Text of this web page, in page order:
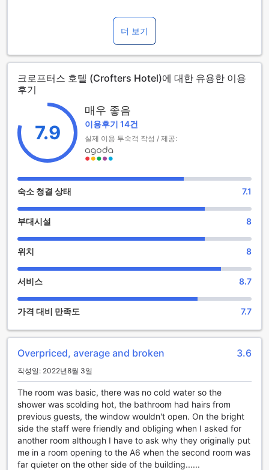
하고 편안한 숙소입니다. 이 호텔은 총 25개의 객실로 구성되어
있으며, 각 객실은 현대적인 시설과 따뜻한 분위기를 갖추고 있
어 여행객들에게 편안한 휴식을 제공합니다. 체크인은 오후 3
시부터 가능하며, 체크아웃은 오전 11시까지 이루어집니다. 따
라서 여행 일정에 맞춰 여유롭게 시간을 조절할 수 있습니다.
크로프터스 호텔은 가족 단위의 여행객을 위한 정책이 있으며,
어린이는 무료로 숙박할 수 없습니다. 추가 요금이 발생할 수 있
으니, 예약 시 참고하시기 바랍니다. 포튼의 아름다운 경관과 함
께 편안한 숙박을 원하신다면, 크로프터스 호텔에서 특별한 경
험을 만끽해 보세요!
크로프터스 호텔의 즐거운 엔터테인먼트 시설
한 엔터테인먼트 시설을 제공합니다. 호텔 내 바에서는 다양한
음료와 칵테일을 즐기며 친구들과의 소중한 시간을 보낼 수 있
습니다. 아늑한 분위기에서 기분 좋은 음악과 함께 하루의 피로
를 잊고 여유로운 순간을 만끽하세요.
꾸며져 있어, 친구들과 함께 스포츠 경기를 시청하거나 영화 마
라톤을 즐기기에 최적의 장소입니다. 다양한 엔터테인먼트 옵
션이 마련되어 있어, 크로프터스 호텔에서의 시간은 언제나 즐
거움으로 가득할 것입니다.
크로프터스 호텔의 스포츠 시설: 낚시와 보트 체험
크로프터스 호텔은 포튼의 아름다운 자연 환경 속에서 다양한
장소로, 인근의 맑고 푸른 호수에서 잉어와 송어를 낚는 즐거움
을 만끽할 수 있습니다. 호텔에서는 낚시 장비 대여 서비스도 제
서의 낚시는 단순한 취미를 넘어, 평화롭고 잊지 못할 경험으로
여러분을 초대합니다.
또한, 크로프터스 호텔은 보트 체험을 통해 물 위에서의 특별한
순간을 선사합니다. 호텔에서 제공하는 보트 대여 서비스를 이
용하면, 호수 위에서의 여유로운 항해를 즐길 수 있습니다. 가족
이나 친구들과 함께 보트를 타고 경치를 감상하며, 자연과 하나
되는 시간을 보내보세요. 크로프터스 호텔의 스포츠 시설은 모
더 보기
크로프터스 호텔 (Crofters Hotel)에 대한 유용한 이용
후기
7.9
매우 좋음
이용후기 14건
실제 이용 투숙객 작성 / 제공:
숙소 청결 상태 7.1
부대시설 8
위치 8
서비스 8.7
가격 대비 만족도 7.7
Overpriced, average and broken 3.6
작성일: 2022년8월 3일
The room was basic, there was no cold water so the
shower was scolding hot, the bathroom had hairs from
previous guests, the window wouldn't open. On the bright
side the staff were friendly and obliging when I asked for
another room although I have to ask why they originally put
me in a room opening to the A6 when the second room was
far quieter on the other side of the building......